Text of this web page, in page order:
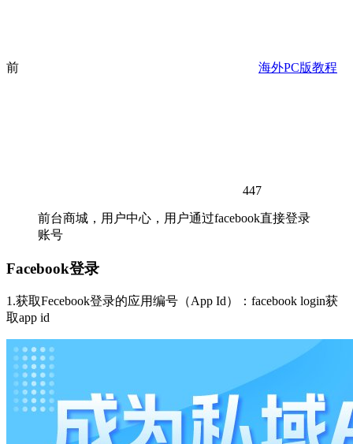
前 海外PC版教程
447
前台商城，用户中心，用户通过facebook直接登录
账号
Facebook登录
1.获取Fecebook登录的应用编号（App Id）：facebook login获
取app id